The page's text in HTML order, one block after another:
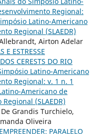
Regional:
Latino-Americano
Regional (SLAEDR)
Airton Adelar
E ESTRESSE
CERESTS DO RIO
Latino-Americano
Regional: v. 1 n. 1
Americano de
(SLAEDR)
Grandis Turchielo,
Oliveira
PARALELO